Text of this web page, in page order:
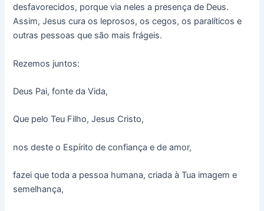
desfavorecidos, porque via neles a presença de Deus.
Assim, Jesus cura os leprosos, os cegos, os paralíticos e
outras pessoas que são mais frágeis.
Rezemos juntos:
Deus Pai, fonte da Vida,
Que pelo Teu Filho, Jesus Cristo,
nos deste o Espírito de confiança e de amor,
fazei que toda a pessoa humana, criada à Tua imagem e
semelhança,